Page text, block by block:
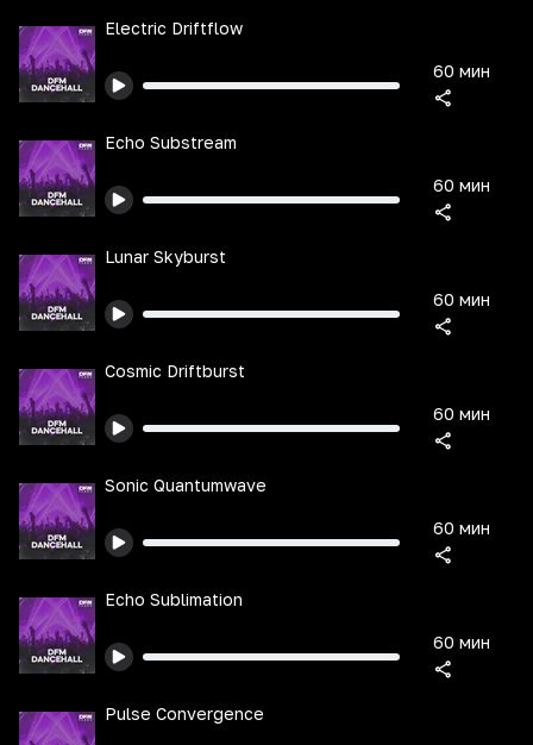
Electric Driftflow
60 мин
Echo Substream
60 мин
Lunar Skyburst
60 мин
Cosmic Driftburst
60 мин
Sonic Quantumwave
60 мин
Echo Sublimation
60 мин
Pulse Convergence